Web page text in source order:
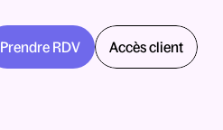
Prendre RDV Accès client